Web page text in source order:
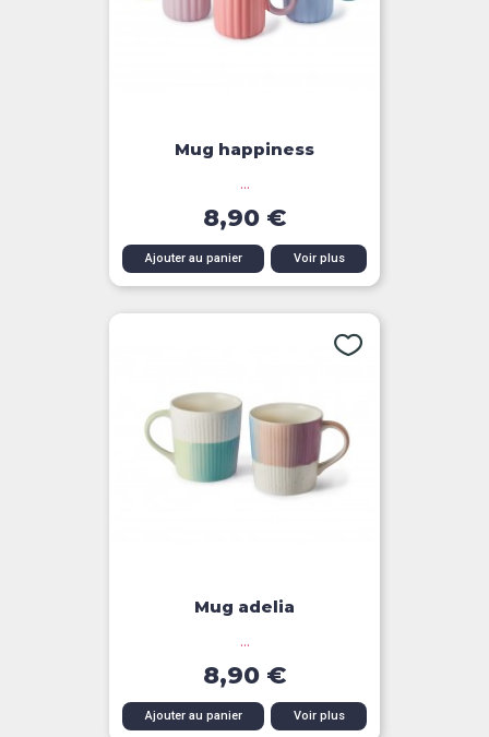
Mug happiness
...
8,90 €
Ajouter au panier Voir plus
Mug adelia
...
8,90 €
Ajouter au panier Voir plus